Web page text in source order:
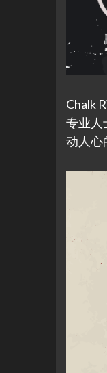
Chalk
专业人
动人心